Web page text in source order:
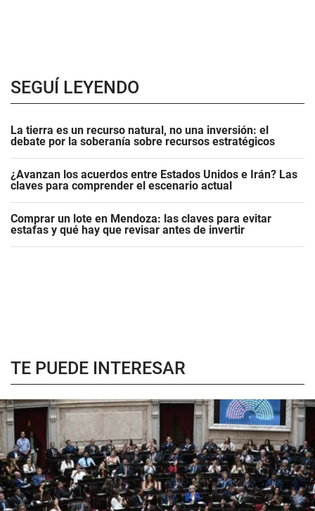
SEGUÍ LEYENDO
La tierra es un recurso natural, no una inversión: el
debate por la soberanía sobre recursos estratégicos
¿Avanzan los acuerdos entre Estados Unidos e Irán? Las
claves para comprender el escenario actual
Comprar un lote en Mendoza: las claves para evitar
estafas y qué hay que revisar antes de invertir
TE PUEDE INTERESAR